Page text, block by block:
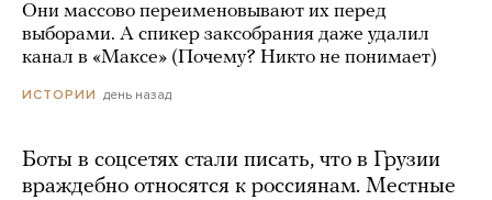
Они массово переименовывают их перед
выборами. А спикер заксобрания даже удалил
канал в «Максе» (Почему? Никто не понимает)
ИСТОРИИ день назад
Боты в соцсетях стали писать, что в Грузии
враждебно относятся к россиянам. Местные